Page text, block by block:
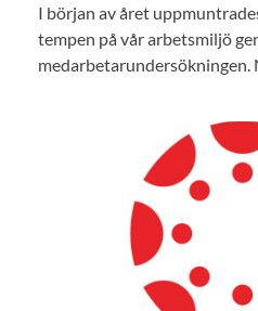
I början av året
tempen på vår arbetsmiljö
medarbetarundersökningen.